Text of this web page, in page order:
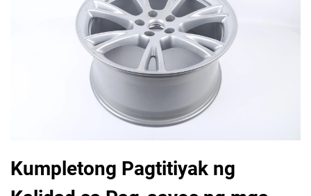
Kumpletong Pagtitiyak ng